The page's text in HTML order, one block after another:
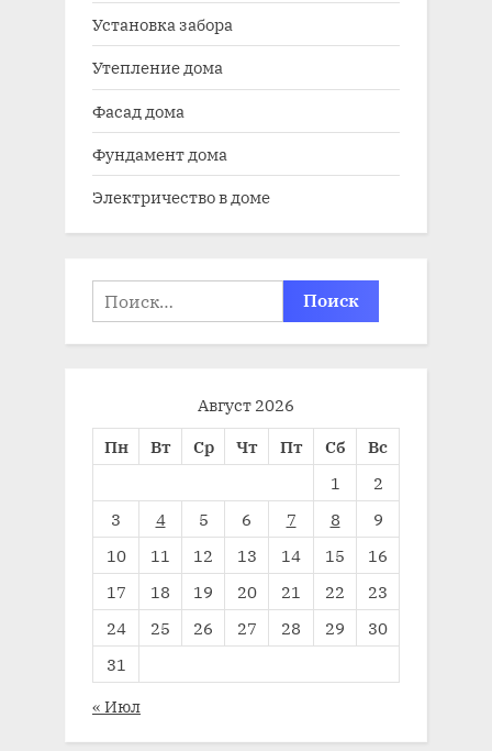
Установка забора
Утепление дома
Фасад дома
Фундамент дома
Электричество в доме
Найти:
Август 2026
Пн
Вт Ср Чт Пт Сб
Вс
1
2
3
4 5 6 7 8
9
10
11 12 13 14 15
16
17
18 19 20 21 22
23
24
25 26 27 28 29
30
31
« Июл